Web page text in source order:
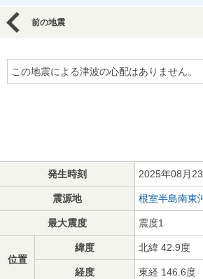
前の地震
この地震による津波の心配はありません。
発生時刻 2025年08月
震源地 根室半島南東
最大震度 震度1
位置
緯度 北緯 42.9度
経度 東経 146.6度